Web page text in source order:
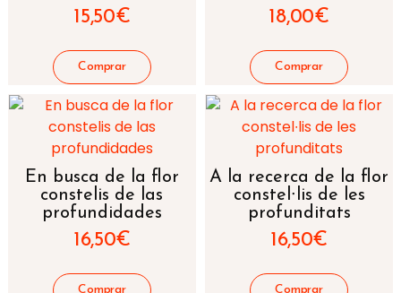
15,50€ 18,00€
En busca de la flor
constelis de las
profundidades
16,50€
A la recerca de la flor
constel∙lis de les
profunditats
16,50€